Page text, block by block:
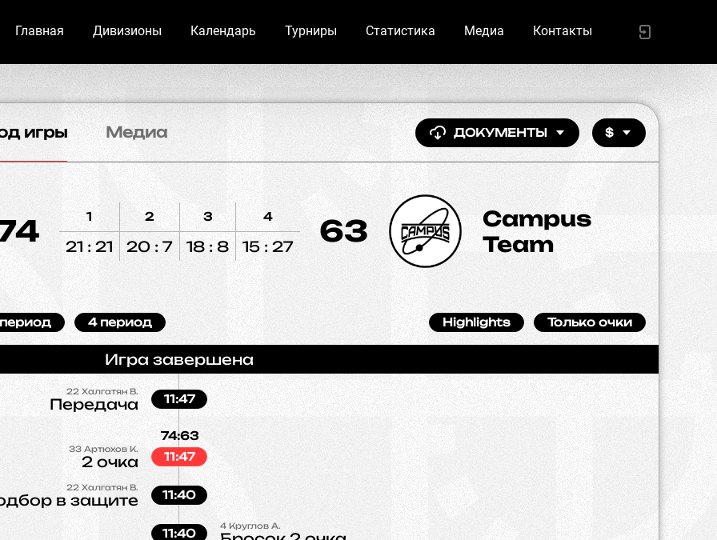
Главная Дивизионы Календарь Турниры Статистика Медиа Контакты
игры Медиа ДОКУМЕНТЫ $
1
21 : 21
2
20 : 7
3
18 : 8
4
15 : 27
Campus
Team
63
4 период Highlights Только очки
Игра завершена
22 Халгатян В.
Передача 11:47
33 Артюхов К.
2 очка
74:63
11:47
22Халгатян В.
в защите 11:40
4 Круглов А.
11:40